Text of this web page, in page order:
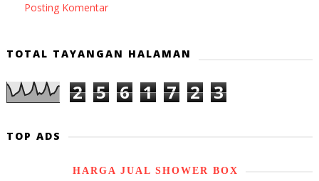
Posting Komentar
TOTAL TAYANGAN HALAMAN
2 5 6 1 7 2 3
TOP ADS
HARGA JUAL SHOWER BOX